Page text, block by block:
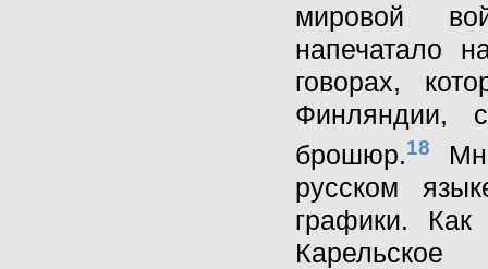
мировой
напечатало
говорах,
Финляндии,
брошюр.18
русском
графики.
Карельское